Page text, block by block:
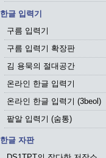
한글 입력기
구름 입력기
구름 입력기 확장판
김 용묵의 절대공간
온라인 한글 입력기
온라인 한글 입력기 (3beol)
팥알 입력기 (숨통)
한글 자판